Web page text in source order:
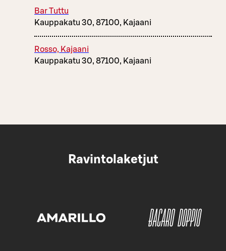
Bar Tuttu
Kauppakatu 30, 87100, Kajaani
Rosso, Kajaani
Kauppakatu 30, 87100, Kajaani
Ravintolaketjut